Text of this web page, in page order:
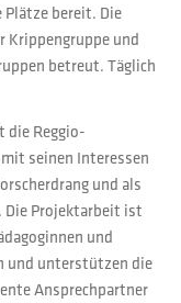
bereit. Die
Krippengruppe und
betreut. Täglich
die Reggio-
seinen Interessen
und als
Die Projektarbeit ist
und
und unterstützen die
Ansprechpartner